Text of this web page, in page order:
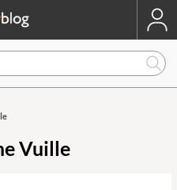
Vuille